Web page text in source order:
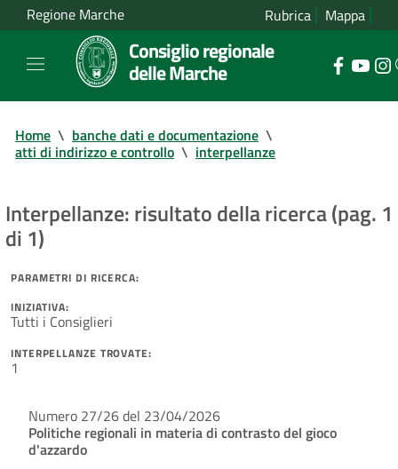
Regione Marche Rubrica Mappa
Consiglio regionale
delle Marche
Home \ banche dati e documentazione \
atti di indirizzo e controllo \ interpellanze
Interpellanze: risultato della ricerca (pag. 1
di 1)
PARAMETRI DI RICERCA:
INIZIATIVA:
Tutti i Consiglieri
INTERPELLANZE TROVATE:
1
Numero 27/26 del 23/04/2026
Politiche regionali in materia di contrasto del gioco
d'azzardo